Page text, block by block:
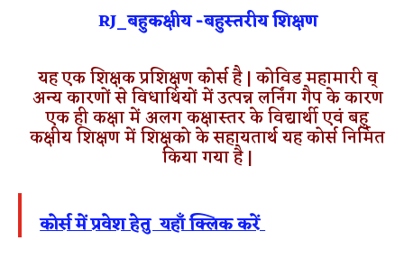
RJ_बहुकक्षीय -बहुस्तरीय शिक्षण
यह एक शिक्षक प्रशिक्षण कोर्स है | कोविड महामारी व्
अन्य कारणों से विधार्थियों में उत्पन्न लर्निंग गैप के कारण
एक ही कक्षा में अलग कक्षास्तर के विद्यार्थी एवं बहु
कक्षीय शिक्षण में शिक्षको के सहायतार्थ यह कोर्स निर्मित
किया गया है |
कोर्स में प्रवेश हेतु यहाँ क्लिक करें